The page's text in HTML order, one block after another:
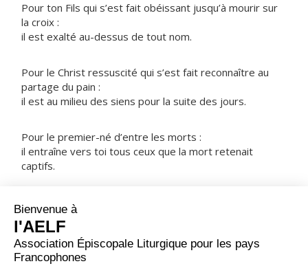
Pour ton Fils qui s’est fait obéissant jusqu’à mourir sur
la croix :
il est exalté au-dessus de tout nom.
Pour le Christ ressuscité qui s’est fait reconnaître au
partage du pain :
il est au milieu des siens pour la suite des jours.
Pour le premier-né d’entre les morts :
il entraîne vers toi tous ceux que la mort retenait
captifs.
NOTRE PÈRE
ORAISON
Dieu qui as relevé le monde par les abaissements de